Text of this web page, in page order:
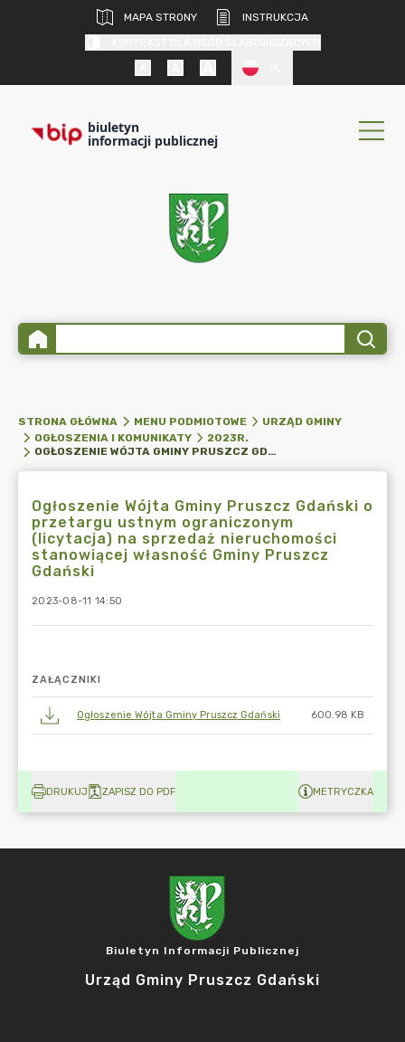
MAPA STRONY
INSTRUKCJA
biuletyn
informacji publicznej
STRONA GŁÓWNA MENU PODMIOTOWE
URZĄD GMINY
OGŁOSZENIA I KOMUNIKATY
2023R.
OGŁOSZENIE WÓJTA GMINY PRUSZCZ GDAŃSKI O PRZETARGU USTNYM OGRANICZONYM (LICYTACJA) NA SPRZEDAŻ NIERUCHOMOŚCI STANOWIĄCEJ WŁASNOŚĆ GMINY PRUSZCZ GDAŃSKI
Ogłoszenie Wójta Gminy Pruszcz Gdański o
przetargu ustnym ograniczonym
(licytacja) na sprzedaż nieruchomości
stanowiącej własność Gminy Pruszcz
Gdański
2023-08-11 14:50
ZAŁĄCZNIKI
Ogłoszenie Wójta Gminy Pruszcz Gdański 600.98 KB
DRUKUJ ZAPISZ DO PDF METRYCZKA
Biuletyn Informacji Publicznej
Urząd Gminy Pruszcz Gdański